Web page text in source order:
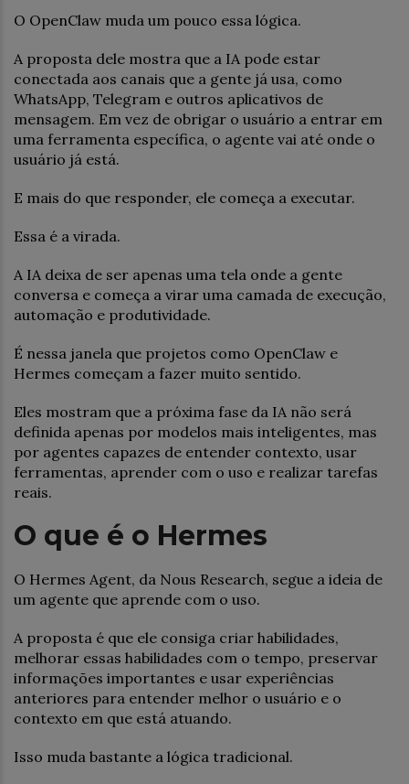
O OpenClaw muda um pouco essa lógica.
A proposta dele mostra que a IA pode estar
conectada aos canais que a gente já usa, como
WhatsApp, Telegram e outros aplicativos de
mensagem. Em vez de obrigar o usuário a entrar em
uma ferramenta específica, o agente vai até onde o
usuário já está.
E mais do que responder, ele começa a executar.
Essa é a virada.
A IA deixa de ser apenas uma tela onde a gente
conversa e começa a virar uma camada de execução,
automação e produtividade.
É nessa janela que projetos como OpenClaw e
Hermes começam a fazer muito sentido.
Eles mostram que a próxima fase da IA não será
definida apenas por modelos mais inteligentes, mas
por agentes capazes de entender contexto, usar
ferramentas, aprender com o uso e realizar tarefas
reais.
O que é o Hermes
O Hermes Agent, da Nous Research, segue a ideia de
um agente que aprende com o uso.
A proposta é que ele consiga criar habilidades,
melhorar essas habilidades com o tempo, preservar
informações importantes e usar experiências
anteriores para entender melhor o usuário e o
contexto em que está atuando.
Isso muda bastante a lógica tradicional.